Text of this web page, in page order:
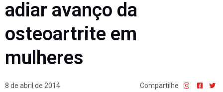
adiar avanço da
osteoartrite em
mulheres
8 de abril de 2014 Compartilhe